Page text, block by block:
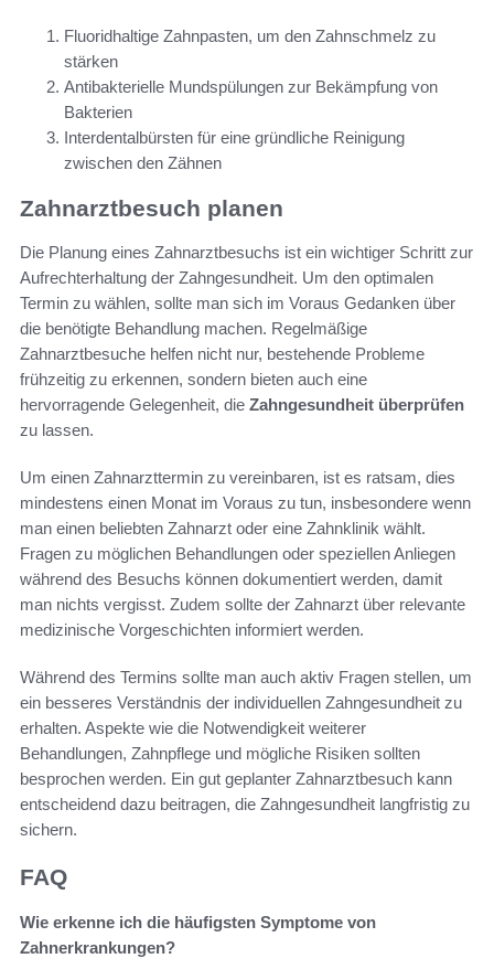
Fluoridhaltige Zahnpasten, um den Zahnschmelz zu
stärken
Antibakterielle Mundspülungen zur Bekämpfung von
Bakterien
Interdentalbürsten für eine gründliche Reinigung
zwischen den Zähnen
Zahnarztbesuch planen
Die Planung eines Zahnarztbesuchs ist ein wichtiger Schritt zur
Aufrechterhaltung der Zahngesundheit. Um den optimalen
Termin zu wählen, sollte man sich im Voraus Gedanken über
die benötigte Behandlung machen. Regelmäßige
Zahnarztbesuche helfen nicht nur, bestehende Probleme
frühzeitig zu erkennen, sondern bieten auch eine
hervorragende Gelegenheit, die Zahngesundheit überprüfen
zu lassen.
Um einen Zahnarzttermin zu vereinbaren, ist es ratsam, dies
mindestens einen Monat im Voraus zu tun, insbesondere wenn
man einen beliebten Zahnarzt oder eine Zahnklinik wählt.
Fragen zu möglichen Behandlungen oder speziellen Anliegen
während des Besuchs können dokumentiert werden, damit
man nichts vergisst. Zudem sollte der Zahnarzt über relevante
medizinische Vorgeschichten informiert werden.
Während des Termins sollte man auch aktiv Fragen stellen, um
ein besseres Verständnis der individuellen Zahngesundheit zu
erhalten. Aspekte wie die Notwendigkeit weiterer
Behandlungen, Zahnpflege und mögliche Risiken sollten
besprochen werden. Ein gut geplanter Zahnarztbesuch kann
entscheidend dazu beitragen, die Zahngesundheit langfristig zu
sichern.
FAQ
Wie erkenne ich die häufigsten Symptome von
Zahnerkrankungen?